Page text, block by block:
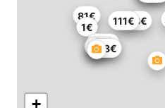
183€
81€
1€
113€
110€
108€
111€
+